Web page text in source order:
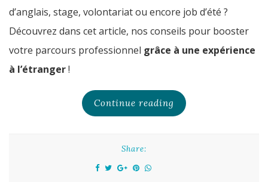
d’anglais, stage, volontariat ou encore job d’été ?
Découvrez dans cet article, nos conseils pour booster
votre parcours professionnel grâce à une expérience
à l’étranger!
Continue reading
Share: